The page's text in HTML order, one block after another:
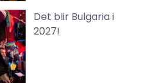
Det blir Bulgaria i
2027!